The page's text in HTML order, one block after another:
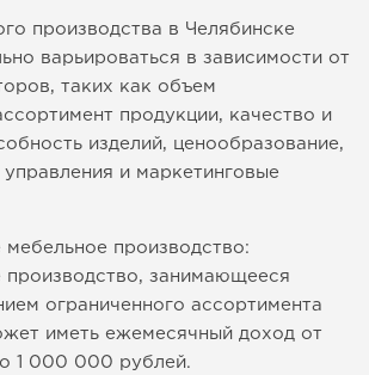
производства в Челябинске
варьироваться в зависимости от
таких как объем
продукции, качество и
изделий, ценообразование,
и маркетинговые
мебельное производство:
производство, занимающееся
ограниченного ассортимента
иметь ежемесячный доход от
1 000 000 рублей.